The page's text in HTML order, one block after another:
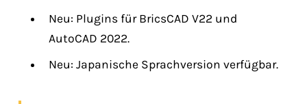
Neu: Plugins für BricsCAD V22 und
AutoCAD 2022.
Neu: Japanische Sprachversion verfügbar.